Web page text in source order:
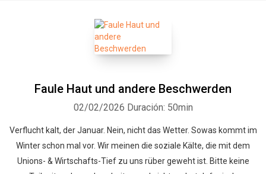
Faule Haut und andere Beschwerden
02/02/2026 Duración: 50min
Verflucht kalt, der Januar. Nein, nicht das Wetter. Sowas kommt im
Winter schon mal vor. Wir meinen die soziale Kälte, die mit dem
Unions- & Wirtschafts-Tief zu uns rüber geweht ist. Bitte keine